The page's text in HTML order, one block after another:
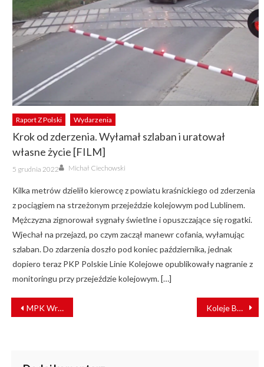
Raport Z Polski Wydarzenia
Krok od zderzenia. Wyłamał szlaban i uratował
własne życie [FILM]
Posted
on
5 grudnia 2022 Author
Michał Ciechowski
Kilka metrów dzieliło kierowcę z powiatu kraśnickiego od zderzenia
z pociągiem na strzeżonym przejeździe kolejowym pod Lublinem.
Mężczyzna zignorował sygnały świetlne i opuszczające się rogatki.
Wjechał na przejazd, po czym zaczął manewr cofania, wyłamując
szlaban. Do zdarzenia doszło pod koniec października, jednak
dopiero teraz PKP Polskie Linie Kolejowe opublikowały nagranie z
monitoringu przy przejeździe kolejowym. […]
NAWIGACJA
WPISU
MPK Wrocław reaguje na utrzymujący się wzrost zakażeń koronawirusem Koleje Bangladeskie kupią 150 wagonów pasażerskich